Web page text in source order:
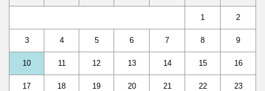
1 2
3 4 5 6 7 8 9
10 11 12 13 14 15 16
17 18 19 20 21 22 23